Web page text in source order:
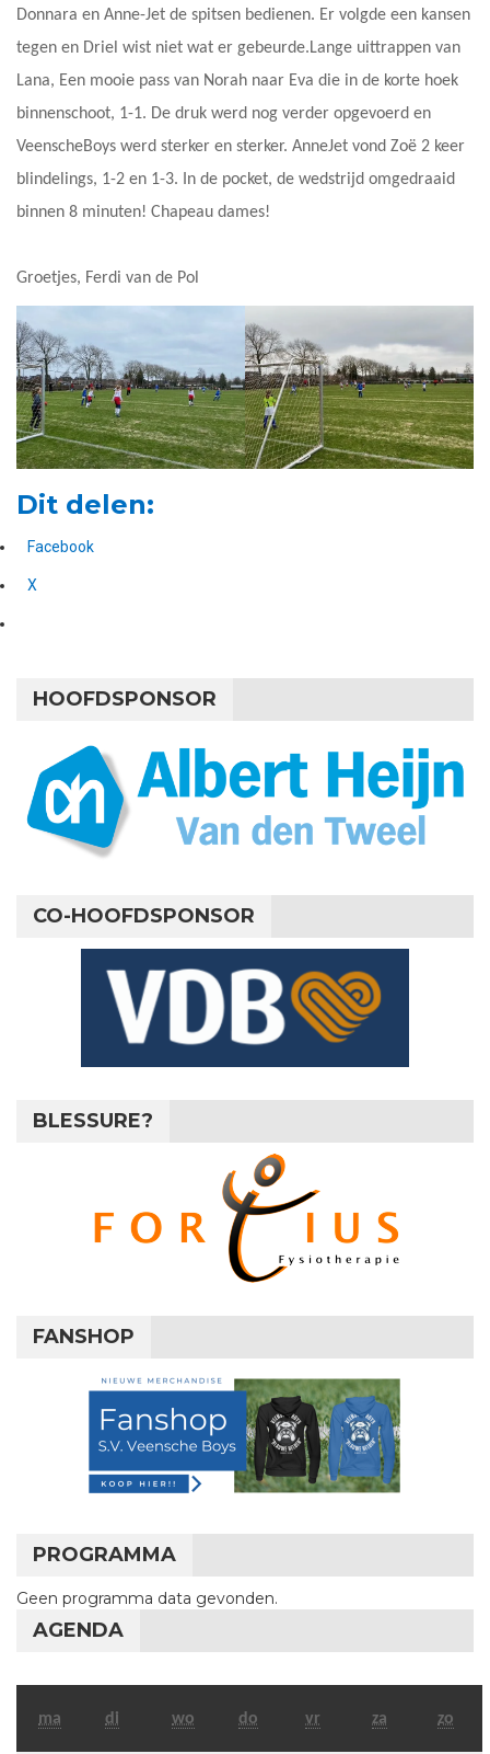
Donnara en Anne-Jet de spitsen bedienen. Er volgde een kansen
tegen en Driel wist niet wat er gebeurde.Lange uittrappen van
Lana, Een mooie pass van Norah naar Eva die in de korte hoek
binnenschoot, 1-1. De druk werd nog verder opgevoerd en
VeenscheBoys werd sterker en sterker. AnneJet vond Zoë 2 keer
blindelings, 1-2 en 1-3. In de pocket, de wedstrijd omgedraaid
binnen 8 minuten! Chapeau dames!
Groetjes, Ferdi van de Pol
Dit delen:
Facebook
X
HOOFDSPONSOR
CO-HOOFDSPONSOR
BLESSURE?
FANSHOP
PROGRAMMA
Geen programma data gevonden.
AGENDA
ma maandag
di dinsdag
wo woensdag
do donderdag
vr vrijdag
za zaterdag
zo